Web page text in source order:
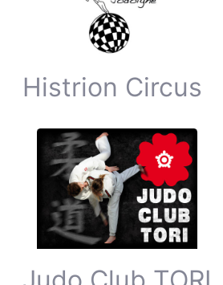
Histrion Circus